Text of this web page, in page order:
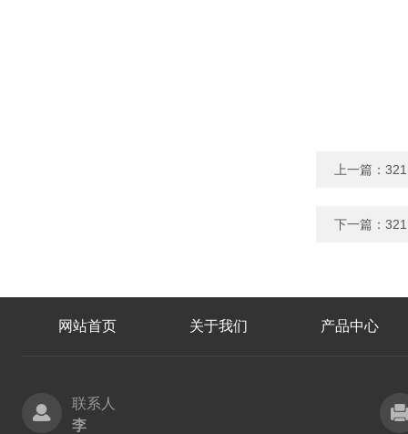
上一篇：
下一篇：
网站首页 关于我们 产品中心
联系人
李